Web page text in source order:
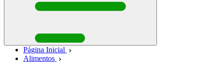
Página Inicial
Alimentos